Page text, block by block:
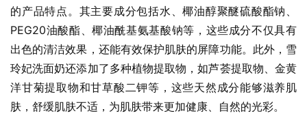
的产品特点。其主要成分包括水、椰油醇聚醚硫酸酯钠、
PEG20油酸酯、椰油酰基氨基酸钠等，这些成分不仅具有
出色的清洁效果，还能有效保护肌肤的屏障功能。此外，雪
玲妃洗面奶还添加了多种植物提取物，如芦荟提取物、金黄
洋甘菊提取物和甘草酸二钾等，这些天然成分能够滋养肌
肤，舒缓肌肤不适，为肌肤带来更加健康、自然的光彩。